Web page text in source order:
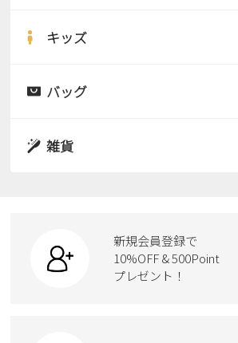
サンダル
スニーカー
カジュアルシューズ
ワークシューズ
サンダル
ローファー
キッズ
サンダル
スクール
バッグ
ボディバッグ
ハンドバッグ
雑貨
ケア用品
新規会員登録で
10%OFF & 500Point
プレゼント！